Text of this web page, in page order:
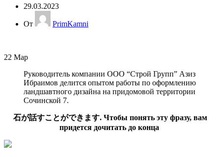
29.03.2023
От PrimKamni
22 Мар
Руководитель компании ООО “Строй Групп” Азиз
Ибраимов делится опытом работы по оформлению
ландшавтного дизайна на придомовой территории
Сочинской 7.
石が話すことができます. Чтобы понять эту фразу, вам
придется дочитать до конца